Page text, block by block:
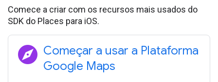
Comece a criar com os recursos mais usados do
SDK do Places para iOS.
explore Começar a usar a Plataforma
Google Maps